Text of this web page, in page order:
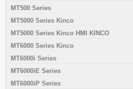
MT500 Series
MT5000 Series Kinco
MT5000 Series Kinco HMI KINCO
MT6000 Series Kinco
MT6000i Series
MT6000iE Series
MT6000iP Series